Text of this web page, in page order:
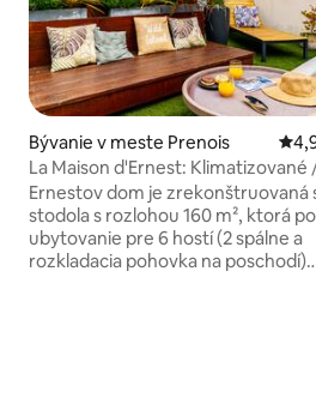
Bývanie v meste Prenois
La Maison d'Ernest: Klimatizované
Okruh / Bazén
Ernestov dom je zrekonštruovaná
stodola s rozlohou 160 m², ktorá
ubytovanie pre 6 hostí (2 spálne a
rozkladacia pohovka na poschodí)